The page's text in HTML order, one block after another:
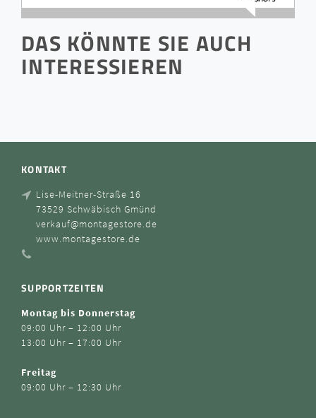
DAS KÖNNTE SIE AUCH
INTERESSIEREN
KONTAKT
Lise-Meitner-Straße 16
73529 Schwäbisch Gmünd
verkauf@montagestore.de
www.montagestore.de
SUPPORTZEITEN
Montag bis Donnerstag
09:00 Uhr – 12:00 Uhr
13:00 Uhr – 17:00 Uhr
Freitag
09:00 Uhr – 12:30 Uhr